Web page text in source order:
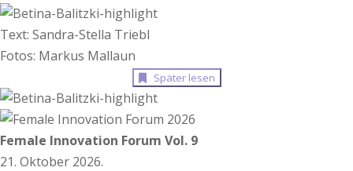
Text: Sandra-Stella Triebl
Fotos: Markus Mallaun
Später lesen
Female Innovation Forum Vol. 9
21. Oktober 2026.